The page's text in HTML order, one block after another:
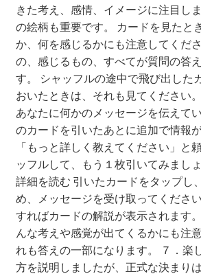
特定商取引法に基づく表記
きた考え、感情、イメージに注目し
の絵柄も重要です。 カードを見たと
か、何を感じるかにも注意してくだ
の、感じるもの、すべてが質問の答
す。 シャッフルの途中で飛び出した
おいたときは、それも見てください。
あなたに何かのメッセージを伝えて
のカードを引いたあとに追加で情報
「もっと詳しく教えてください」と
ッフルして、もう１枚引いてみまし
詳細を読む 引いたカードをタップし
め、メッセージを受け取ってくださ
すればカードの解説が表示されます
んな考えや感覚が出てくるかにも注
れも答えの一部になります。 ７．楽
方を説明しましたが、正式な決まり